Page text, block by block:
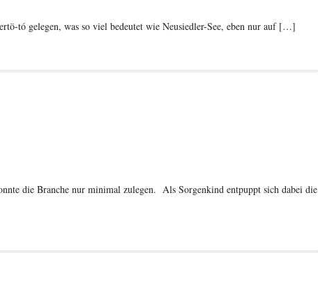
tó gelegen, was so viel bedeutet wie Neusiedler-See, eben nur auf […]
die Branche nur minimal zulegen. Als Sorgenkind entpuppt sich dabei die